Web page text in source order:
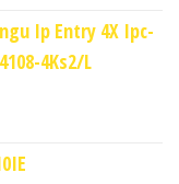
Ip Entry 4X Ipc-
4Ks2/L